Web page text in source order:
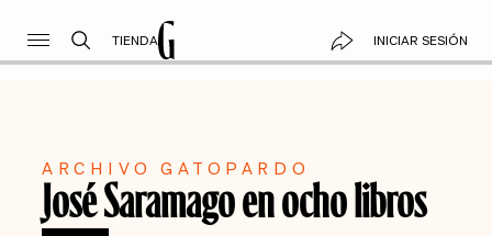
TIENDA INICIAR SESIÓN
ARCHIVO GATOPARDO
José Saramago en ocho libros